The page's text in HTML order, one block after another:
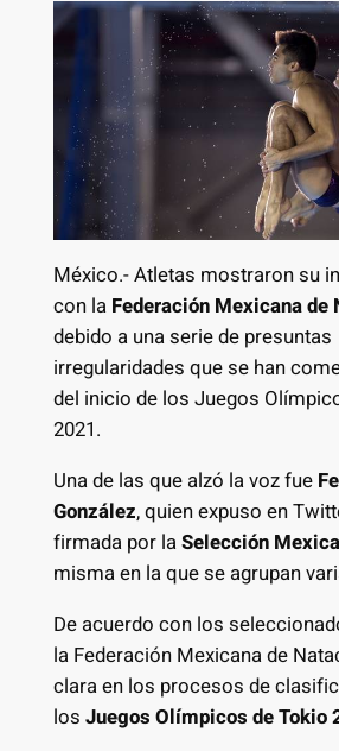
México.- Atletas mostraron su
con la Federación Mexicana de
debido a una serie de presuntas
irregularidades que se han
del inicio de los Juegos
2021.
Una de las que alzó la voz fue
González, quien expuso en
firmada por laSelección
misma en la que se agrupan
De acuerdo con los
la Federación Mexicana de
clara en los procesos de
los Juegos Olímpicos de Tokio